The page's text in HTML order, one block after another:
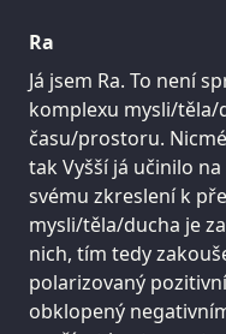
Ra
Já jsem Ra. To není
komplexu mysli/těla/
času/prostoru.
tak Vyšší já učinilo
svému zkreslení k
mysli/těla/ducha je
nich, tím tedy
polarizovaný
obklopený